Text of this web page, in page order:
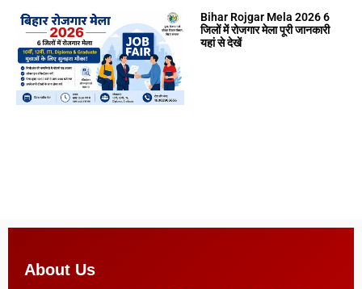
Bihar Rojgar Mela 2026 6
जिलों में रोजगार मेला पूरी जानकारी
यहां से देखें
About Us